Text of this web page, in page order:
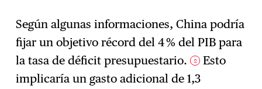
Según algunas informaciones, China podría
fijar un objetivo récord del 4 % del PIB para
la tasa de déficit presupuestario. 2
Esto
implicaría un gasto adicional de 1,3